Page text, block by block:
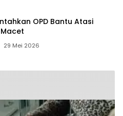
OPD Bantu Atasi
29 Mei 2026